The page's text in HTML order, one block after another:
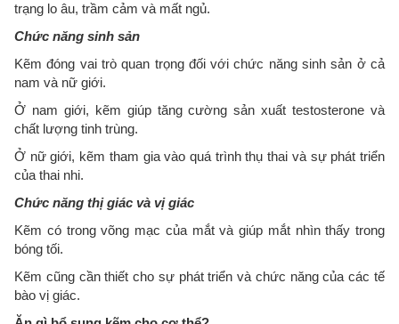
trạng lo âu, trầm cảm và mất ngủ.
Chức năng sinh sản
Kẽm đóng vai trò quan trọng đối với chức năng sinh sản ở cả
nam và nữ giới.
Ở nam giới, kẽm giúp tăng cường sản xuất testosterone và
chất lượng tinh trùng.
Ở nữ giới, kẽm tham gia vào quá trình thụ thai và sự phát triển
của thai nhi.
Chức năng thị giác và vị giác
Kẽm có trong võng mạc của mắt và giúp mắt nhìn thấy trong
bóng tối.
Kẽm cũng cần thiết cho sự phát triển và chức năng của các tế
bào vị giác.